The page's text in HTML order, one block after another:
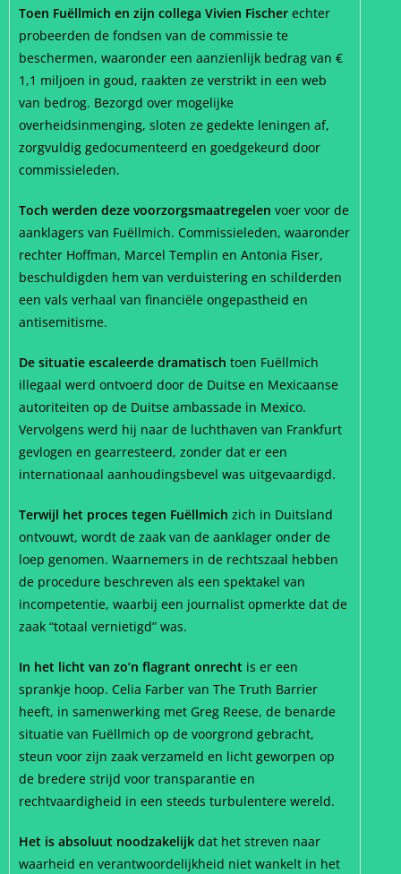
Toen Fuëllmich en zijn collega Vivien Fischer echter
probeerden de fondsen van de commissie te
beschermen, waaronder een aanzienlijk bedrag van €
1,1 miljoen in goud, raakten ze verstrikt in een web
van bedrog. Bezorgd over mogelijke
overheidsinmenging, sloten ze gedekte leningen af,
zorgvuldig gedocumenteerd en goedgekeurd door
commissieleden.
Toch werden deze voorzorgsmaatregelen voer voor de
aanklagers van Fuëllmich. Commissieleden, waaronder
rechter Hoffman, Marcel Templin en Antonia Fiser,
beschuldigden hem van verduistering en schilderden
een vals verhaal van financiële ongepastheid en
antisemitisme.
De situatie escaleerde dramatisch toen Fuëllmich
illegaal werd ontvoerd door de Duitse en Mexicaanse
autoriteiten op de Duitse ambassade in Mexico.
Vervolgens werd hij naar de luchthaven van Frankfurt
gevlogen en gearresteerd, zonder dat er een
internationaal aanhoudingsbevel was uitgevaardigd.
Terwijl het proces tegen Fuëllmich zich in Duitsland
ontvouwt, wordt de zaak van de aanklager onder de
loep genomen. Waarnemers in de rechtszaal hebben
de procedure beschreven als een spektakel van
incompetentie, waarbij een journalist opmerkte dat de
zaak “totaal vernietigd” was.
In het licht van zo’n flagrant onrecht is er een
sprankje hoop. Celia Farber van The Truth Barrier
heeft, in samenwerking met Greg Reese, de benarde
situatie van Fuëllmich op de voorgrond gebracht,
steun voor zijn zaak verzameld en licht geworpen op
de bredere strijd voor transparantie en
rechtvaardigheid in een steeds turbulentere wereld.
Het is absoluut noodzakelijk dat het streven naar
waarheid en verantwoordelijkheid niet wankelt in het